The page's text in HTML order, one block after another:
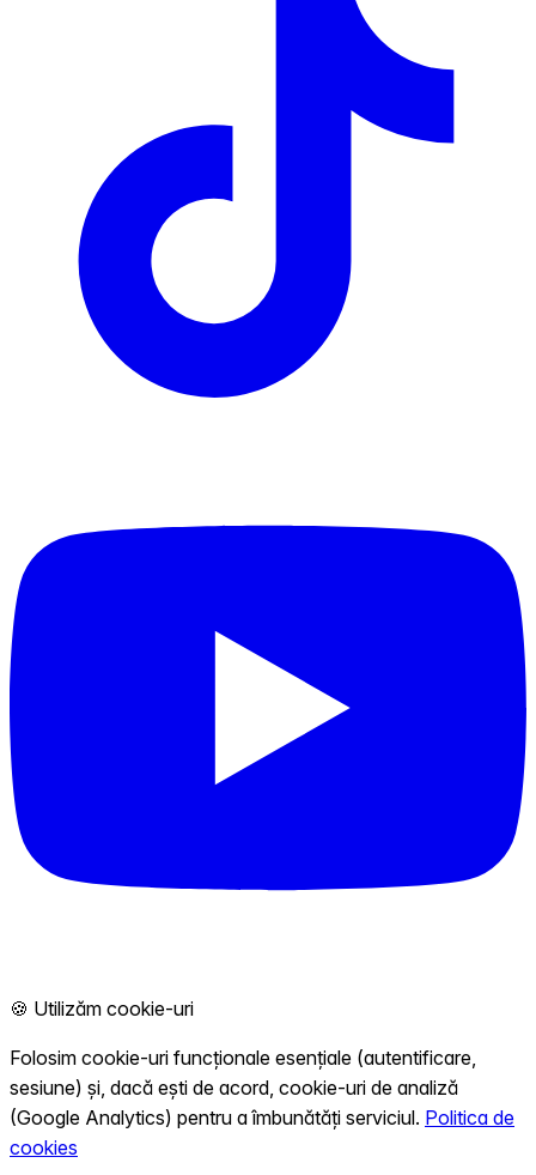
🍪 Utilizăm cookie-uri
Folosim cookie-uri funcționale esențiale (autentificare,
sesiune) și, dacă ești de acord, cookie-uri de analiză
(Google Analytics) pentru a îmbunătăți serviciul. Politica de
cookies